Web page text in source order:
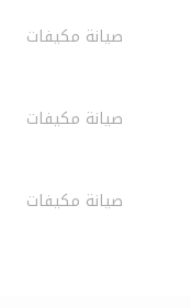
صيانة مكيفات
صيانة مكيفات
صيانة مكيفات